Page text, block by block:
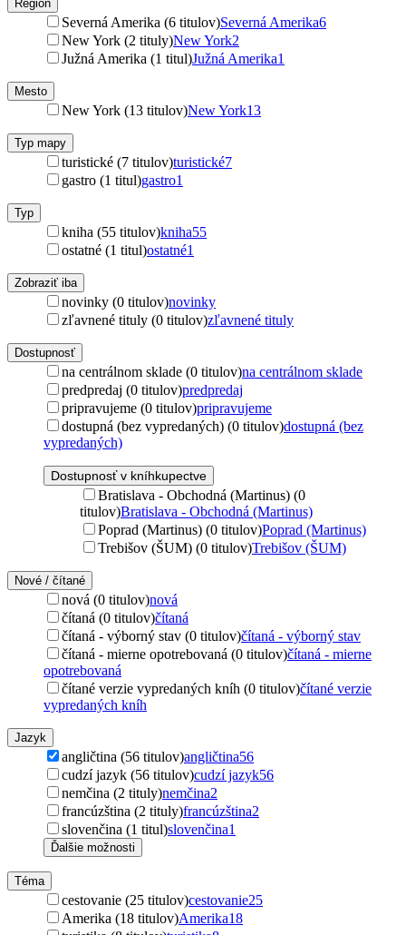
Región
Severná Amerika (6 titulov)Severná Amerika6
New York (2 tituly)New York2
Južná Amerika (1 titul)Južná Amerika1
Mesto
New York (13 titulov)New York13
Typ mapy
turistické (7 titulov)turistické7
gastro (1 titul)gastro1
Typ
kniha (55 titulov)kniha55
ostatné (1 titul)ostatné1
Zobraziť iba
novinky (0 titulov)novinky
zľavnené tituly (0 titulov)zľavnené tituly
Dostupnosť
na centrálnom sklade (0 titulov)na centrálnom sklade
predpredaj (0 titulov)predpredaj
pripravujeme (0 titulov)pripravujeme
dostupná (bez vypredaných) (0 titulov)dostupná (bez
vypredaných)
Dostupnosť v kníhkupectve
Bratislava - Obchodná (Martinus) (0
titulov)Bratislava - Obchodná (Martinus)
Poprad (Martinus) (0 titulov)Poprad (Martinus)
Trebišov (ŠUM) (0 titulov)Trebišov (ŠUM)
Nové / čítané
nová (0 titulov)nová
čítaná (0 titulov)čítaná
čítaná - výborný stav (0 titulov)čítaná - výborný stav
čítaná - mierne opotrebovaná (0 titulov)čítaná - mierne
opotrebovaná
čítané verzie vypredaných kníh (0 titulov)čítané verzie
vypredaných kníh
Jazyk
angličtina (56 titulov)angličtina56
cudzí jazyk (56 titulov)cudzí jazyk56
nemčina (2 tituly)nemčina2
francúzština (2 tituly)francúzština2
slovenčina (1 titul)slovenčina1
Ďalšie možnosti
Téma
cestovanie (25 titulov)cestovanie25
Amerika (18 titulov)Amerika18